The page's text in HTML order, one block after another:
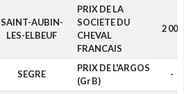
SAINT-AUBIN-
LES-ELBEUF
PRIX DE LA
SOCIETE DU
CHEVAL
FRANCAIS
2 000
SEGRE
PRIX DE L'ARGOS
(Gr B)
-